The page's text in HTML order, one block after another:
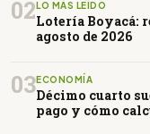
02LO MÁS LEÍDO
Lotería Boyacá:
agosto de 2026
03ECONOMÍA
Décimo cuarto
pago y cómo